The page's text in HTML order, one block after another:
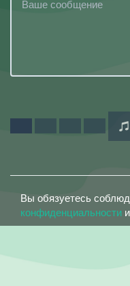
Вы обязуетесь
конфиденциальности и